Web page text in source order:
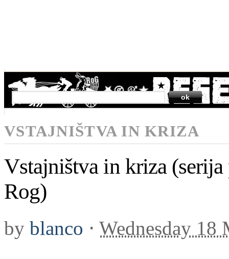
SEARCH
VSTAJNIŠTVA IN KRIZA
Vstajništva in kriza
Rog)
by blanco ⋅ Wednesday 18